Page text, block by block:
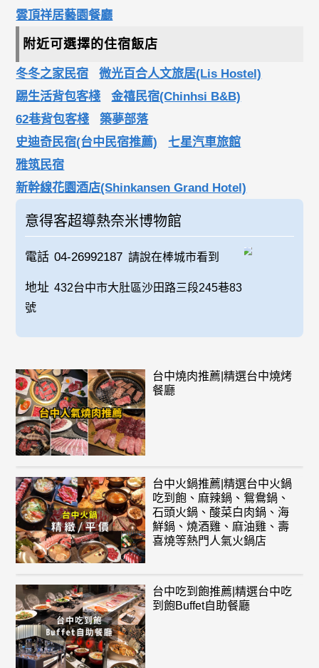
雲頂祥居藝園餐廳
附近可選擇的住宿飯店
冬冬之家民宿
微光百合人文旅居(Lis Hostel)
踢生活背包客棧
金禧民宿(Chinhsi B&B)
62巷背包客棧
築夢部落
史迪奇民宿(台中民宿推薦)
七星汽車旅館
雅筑民宿
新幹線花園酒店(Shinkansen Grand Hotel)
意得客超導熱奈米博物館
電話 04-26992187 請說在棒城市看到
地址 432台中市大肚區沙田路三段245巷83
號
台中燒肉推薦|精選台中燒烤
餐廳
台中火鍋推薦|精選台中火鍋
吃到飽、麻辣鍋、鴛鴦鍋、
石頭火鍋、酸菜白肉鍋、海
鮮鍋、燒酒雞、麻油雞、壽
喜燒等熱門人氣火鍋店
台中吃到飽推薦|精選台中吃
到飽Buffet自助餐廳